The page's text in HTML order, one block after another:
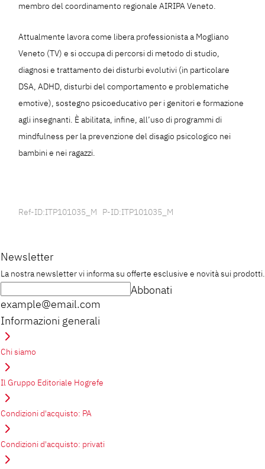
membro del coordinamento regionale AIRIPA Veneto.
Attualmente lavora come libera professionista a Mogliano
Veneto (TV) e si occupa di percorsi di metodo di studio,
diagnosi e trattamento dei disturbi evolutivi (in particolare
DSA, ADHD, disturbi del comportamento e problematiche
emotive), sostegno psicoeducativo per i genitori e formazione
agli insegnanti. È abilitata, infine, all’uso di programmi di
mindfulness per la prevenzione del disagio psicologico nei
bambini e nei ragazzi.
Ref-ID:ITP101035_M P-ID:ITP101035_M
Newsletter
La nostra newsletter vi informa su offerte esclusive e novità sui prodotti.
example@email.com
Abbonati
Informazioni generali
Chi siamo
Il Gruppo Editoriale Hogrefe
Condizioni d'acquisto: PA
Condizioni d'acquisto: privati